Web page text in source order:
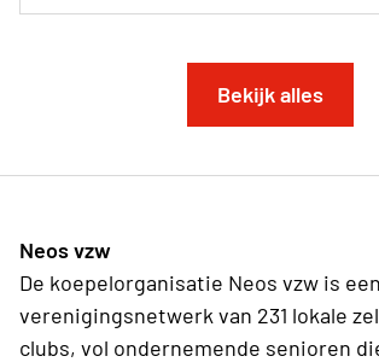
Bekijk alles
Neos vzw
De koepelorganisatie Neos vzw is
verenigingsnetwerk van 231 lokale
clubs, vol ondernemende senioren